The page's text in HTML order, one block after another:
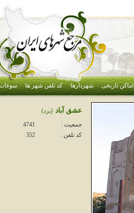
اماکن تاریخی شهردارها کد تلفن شهر ها
عشق آباد (يزد)
جمعیت :
4741
کد تلفن :
352